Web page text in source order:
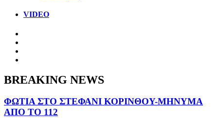
VIDEO
BREAKING NEWS
ΦΩΤΙΑ ΣΤΟ ΣΤΕΦΑΝΙ ΚΟΡΙΝΘΟΥ-ΜΗΝΥΜΑ
ΑΠΟ ΤΟ 112